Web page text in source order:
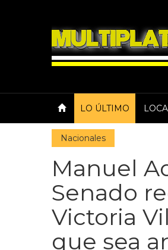
LO ÚLTIMO
Nacionales
Manuel
Senado
Victoria
que sea